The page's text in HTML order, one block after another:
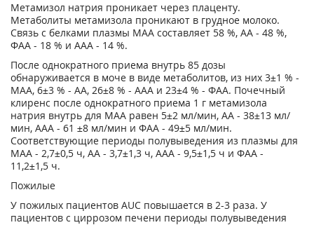
Метамизол натрия проникает через плаценту.
Метаболиты метамизола проникают в грудное молоко.
Связь с белками плазмы МАА составляет 58 %, АА - 48 %,
ФАА - 18 % и ААА - 14 %.
После однократного приема внутрь 85 дозы
обнаруживается в моче в виде метаболитов, из них 3±1 % -
МАА, 6±3 % - АА, 26±8 % - ААА и 23±4 % - ФАА. Почечный
клиренс после однократного приема 1 г метамизола
натрия внутрь для МАА равен 5±2 мл/мин, АА - 38±13 мл/
мин, ААА - 61 ±8 мл/мин и ФАА - 49±5 мл/мин.
Соответствующие периоды полувыведения из плазмы для
МАА - 2,7±0,5 ч, АА - 3,7±1,3 ч, ААА - 9,5±1,5 ч и ФАА -
11,2±1,5 ч.
Пожилые
У пожилых пациентов AUC повышается в 2-3 раза. У
пациентов с циррозом печени периоды полувыведения